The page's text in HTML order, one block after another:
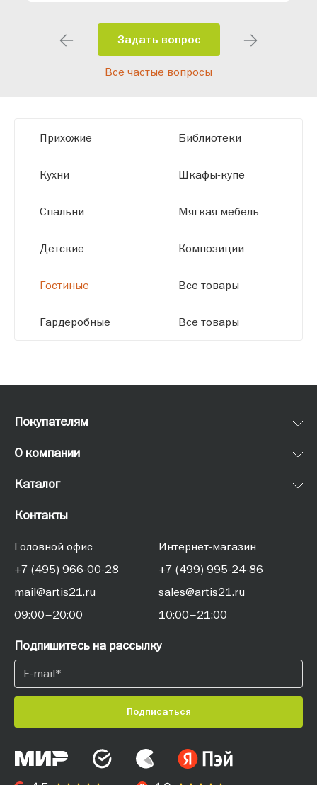
помещения и личные пожелания.
Благодаря современному
высокотехнологичному оборудованию
размерам.
Задать вопрос
Все частые вопросы
Прихожие
Кухни
Спальни
Детские
Гостиные
Гардеробные
Библиотеки
Шкафы-купе
Мягкая мебель
Композиции
Все товары
Все товары
Покупателям
О компании
Каталог
Контакты
Головной офис
+7 (495) 966-00-28
mail@artis21.ru
09:00–20:00
Интернет-магазин
+7 (499) 995-24-86
sales@artis21.ru
10:00–21:00
Подпишитесь на рассылку
Подписаться